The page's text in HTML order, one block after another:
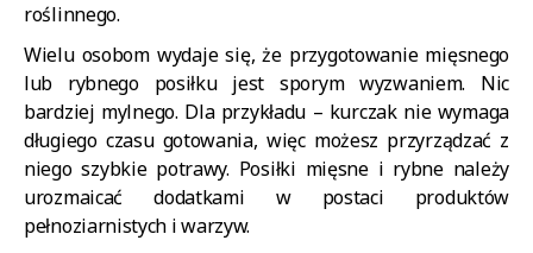
roślinnego.
Wielu osobom wydaje się, że przygotowanie mięsnego
lub rybnego posiłku jest sporym wyzwaniem. Nic
bardziej mylnego. Dla przykładu – kurczak nie wymaga
długiego czasu gotowania, więc możesz przyrządzać z
niego szybkie potrawy. Posiłki mięsne i rybne należy
urozmaicać dodatkami w postaci produktów
pełnoziarnistych i warzyw.